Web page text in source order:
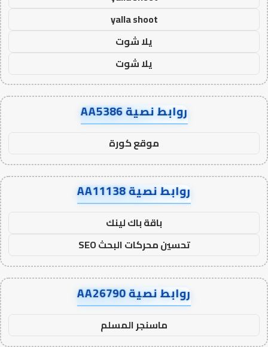
yalla shoot
يلا شوت
يلا شوت
روابط نصية AA5386
موقع كورة
روابط نصية AA11138
باقة باك لينك
تحسين محركات البحث SEO
روابط نصية AA26790
ماسنجر المسلم